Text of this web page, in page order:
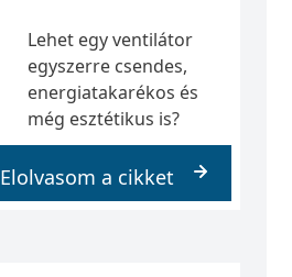
Lehet egy ventilátor
egyszerre csendes,
energiatakarékos és
még esztétikus is?
Elolvasom a cikket